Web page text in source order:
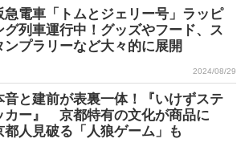
急電車「トムとジェリー号」ラッピ
グ列車運行中！グッズやフード、ス
ンプラリーなど大々的に展開
2024/08/29
音と建前が表裏一体！『いけずステ
カー』 京都特有の文化が商品に
都人見破る「人狼ゲーム」も